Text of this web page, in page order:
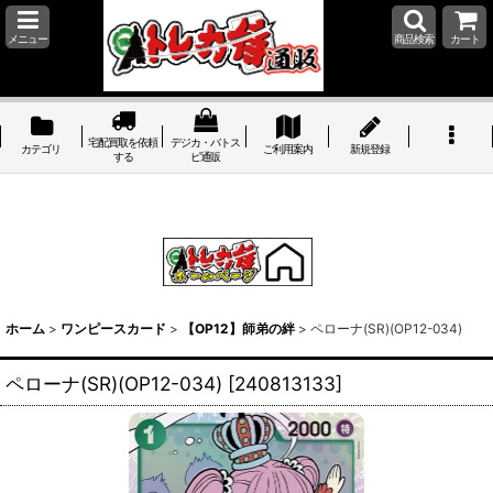
メニュー 商品検索 カート
カテゴリ
宅配買取を依頼
する
デジカ・バトス
ピ通販
ご利用案内 新規登録
ホーム > ワンピースカード > 【OP12】師弟の絆 > ペローナ(SR)(OP12-034)
ペローナ(SR)(OP12-034) [240813133]